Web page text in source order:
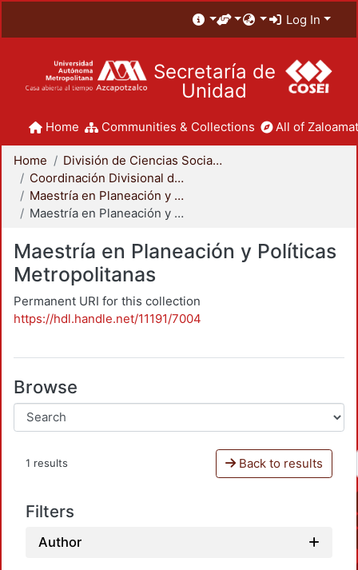
Log In
Secretaría de
Unidad
Home Communities & Collections All of
Home
División de Ciencias Sociales y Humanidades
Coordinación Divisional de Posgrado
Maestría en Planeación y Políticas Metropolitanas
Maestría en Planeación y Políticas Metropolitanas
Maestría en Planeación y Políticas
Metropolitanas
Permanent URI for this collection
https://hdl.handle.net/11191/7004
Browse
1 results Back to results
Filters
Author